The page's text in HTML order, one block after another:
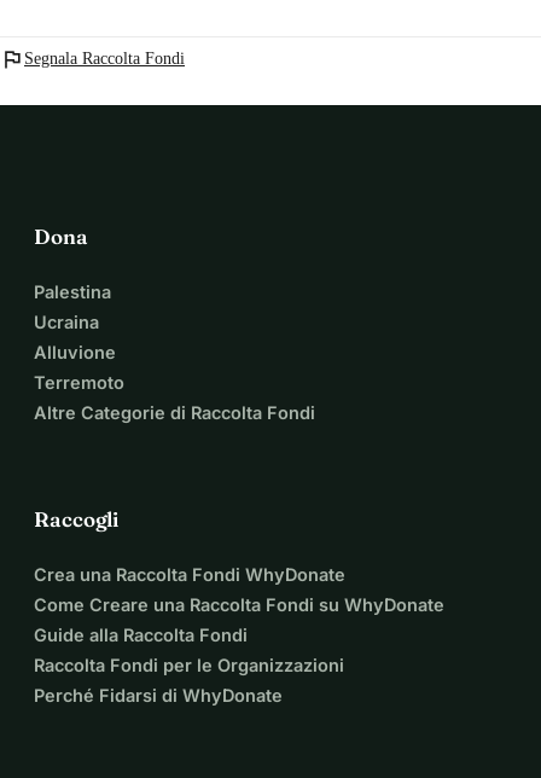
flag Segnala Raccolta Fondi
Dona
Palestina
Ucraina
Alluvione
Terremoto
Altre Categorie di Raccolta Fondi
Raccogli
Crea una Raccolta Fondi WhyDonate
Come Creare una Raccolta Fondi su WhyDonate
Guide alla Raccolta Fondi
Raccolta Fondi per le Organizzazioni
Perché Fidarsi di WhyDonate